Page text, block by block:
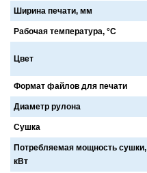
Ширина печати, мм
Рабочая температура, °С
Цвет
Формат файлов для печати
Диаметр рулона
Сушка
Потребляемая мощность сушки,
кВт